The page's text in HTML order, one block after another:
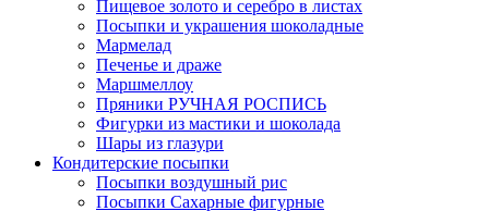
Пищевое золото и серебро в листах
Посыпки и украшения шоколадные
Мармелад
Печенье и драже
Маршмеллоу
Пряники РУЧНАЯ РОСПИСЬ
Фигурки из мастики и шоколада
Шары из глазури
Кондитерские посыпки
Посыпки воздушный рис
Посыпки Сахарные фигурные